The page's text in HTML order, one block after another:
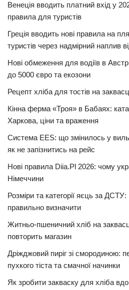
Венеція вводить платний вхід у
правила для туристів
Греція вводить нові правила на
туристів через надмірний наплив
Нові обмеження для водіїв в
до 5000 євро та екозони
Рецепт хліба для тостів на
Кінна ферма «Троя» в Бабаях:
Харкова, ціни та враження
Система EES: що змінилось у
як не запізнитись на рейс
Нові правила Diia.Pl 2026: чому
Німеччини
Розміри та категорії яєць за
правильно визначити
Житньо-пшеничний хліб на
повторить магазин
Дріжджовий пиріг зі смородиною:
пухкого тіста та смачної начинки
Як зробити закваску для хліба